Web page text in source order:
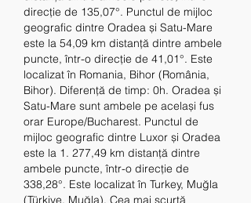
direcție de 135,07°. Punctul de mijloc
geografic dintre Oradea și Satu-Mare
este la 54,09 km distanță dintre ambele
puncte, într-o direcție de 41,01°. Este
localizat în Romania, Bihor (România,
Bihor). Diferență de timp: 0h. Oradea și
Satu-Mare sunt ambele pe același fus
orar Europe/Bucharest. Punctul de
mijloc geografic dintre Luxor și Oradea
este la 1. 277,49 km distanță dintre
ambele puncte, într-o direcție de
338,28°. Este localizat în Turkey, Muğla
(Türkiye, Muğla). Cea mai scurtă